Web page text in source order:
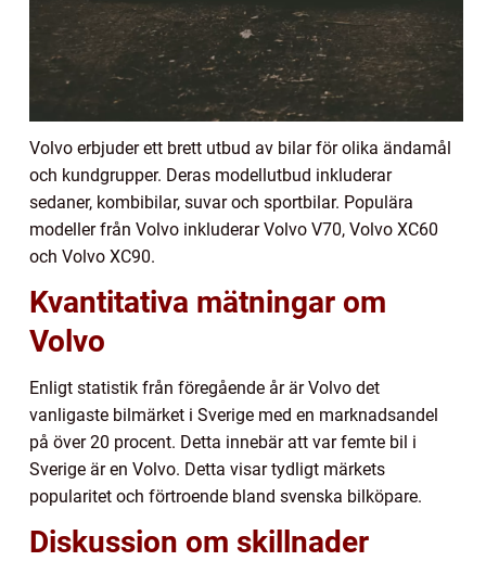
Volvo erbjuder ett brett utbud av bilar för olika ändamål
och kundgrupper. Deras modellutbud inkluderar
sedaner, kombibilar, suvar och sportbilar. Populära
modeller från Volvo inkluderar Volvo V70, Volvo XC60
och Volvo XC90.
Kvantitativa mätningar om
Volvo
Enligt statistik från föregående år är Volvo det
vanligaste bilmärket i Sverige med en marknadsandel
på över 20 procent. Detta innebär att var femte bil i
Sverige är en Volvo. Detta visar tydligt märkets
popularitet och förtroende bland svenska bilköpare.
Diskussion om skillnader